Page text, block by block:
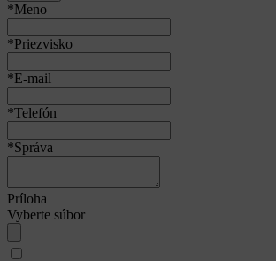
*Meno
*Priezvisko
*E-mail
*Telefón
*Správa
Príloha
Vyberte súbor